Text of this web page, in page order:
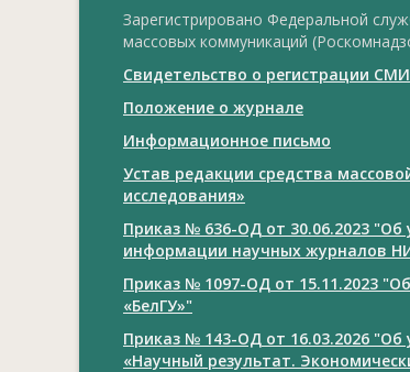
Зарегистрировано Федеральной
массовых коммуникаций
Свидетельство о регистрации СМИ
Положение о журнале
Информационное письмо
Устав редакции средства
исследования»
Приказ № 636-ОД от 30.06.2023
информации научных журналов
Приказ № 1097-ОД от 15.11.2023
«БелГУ»"
Приказ № 143-ОД от 16.03.2026
«Научный результат.